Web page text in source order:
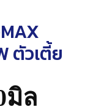
ตัวเตี้ย
มิล